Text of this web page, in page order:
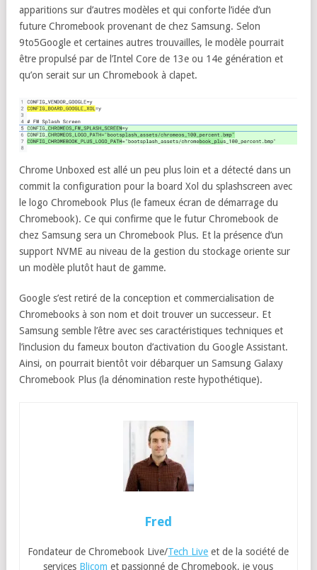
apparitions sur d’autres modèles et qui conforte l’idée d’un
future Chromebook provenant de chez Samsung. Selon
9to5Google et certaines autres trouvailles, le modèle pourrait
être propulsé par de l’Intel Core de 13e ou 14e génération et
qu’on serait sur un Chromebook à clapet.
Chrome Unboxed est allé un peu plus loin et a détecté dans un
commit la configuration pour la board Xol du splashscreen avec
le logo Chromebook Plus (le fameux écran de démarrage du
Chromebook). Ce qui confirme que le futur Chromebook de
chez Samsung sera un Chromebook Plus. Et la présence d’un
support NVME au niveau de la gestion du stockage oriente sur
un modèle plutôt haut de gamme.
Google s’est retiré de la conception et commercialisation de
Chromebooks à son nom et doit trouver un successeur. Et
Samsung semble l’être avec ses caractéristiques techniques et
l’inclusion du fameux bouton d’activation du Google Assistant.
Ainsi, on pourrait bientôt voir débarquer un Samsung Galaxy
Chromebook Plus (la dénomination reste hypothétique).
Fred
Fondateur de Chromebook Live/Tech Live et de la société de
services Blicom et passionné de Chromebook, je vous